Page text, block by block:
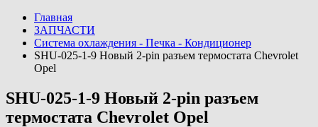
Главная
ЗАПЧАСТИ
Система охлаждения - Печка - Кондиционер
SHU-025-1-9 Новый 2-pin разъем термостата Chevrolet
Opel
SHU-025-1-9 Новый 2-pin разъем
термостата Chevrolet Opel